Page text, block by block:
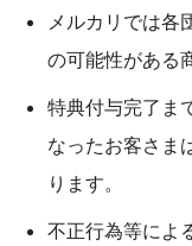
メルカリでは各
の可能性がある
特典付与完了ま
なったお客さま
ります。
不正行為等によ